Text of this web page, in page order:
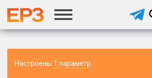
Настроены 1 параметр